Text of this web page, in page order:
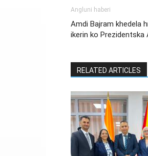
Angluni haberi
Amdi Bajram khedela
ikerin ko Prezidentska
RELATED ARTICLES